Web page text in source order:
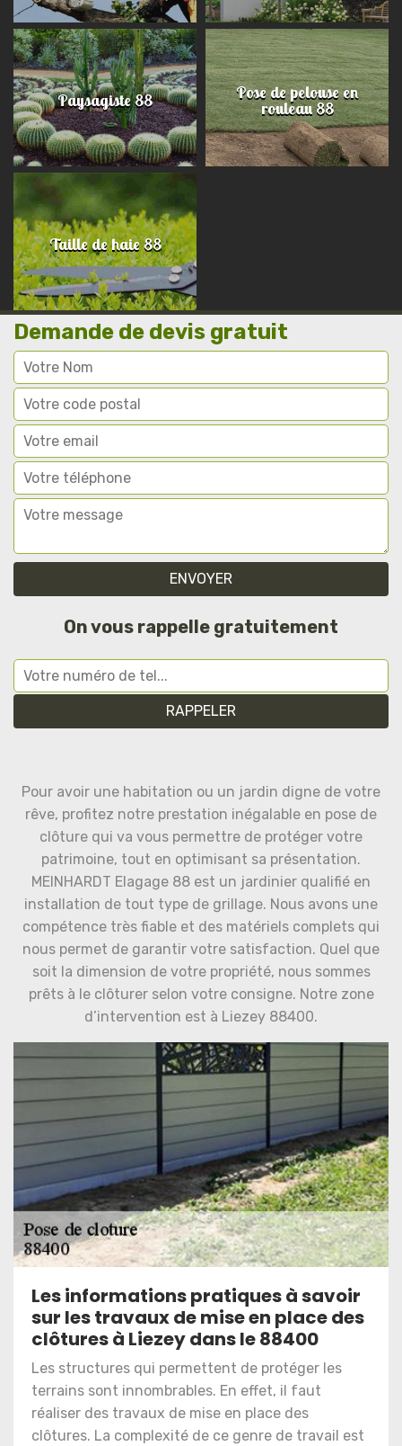
Paysagiste 88 Pose de pelouse en
rouleau 88
Taille de haie 88
Demande de devis gratuit
On vous rappelle gratuitement
Pour avoir une habitation ou un jardin digne de votre
rêve, profitez notre prestation inégalable en pose de
clôture qui va vous permettre de protéger votre
patrimoine, tout en optimisant sa présentation.
MEINHARDT Elagage 88 est un jardinier qualifié en
installation de tout type de grillage. Nous avons une
compétence très fiable et des matériels complets qui
nous permet de garantir votre satisfaction. Quel que
soit la dimension de votre propriété, nous sommes
prêts à le clôturer selon votre consigne. Notre zone
d’intervention est à Liezey 88400.
Les informations pratiques à savoir
sur les travaux de mise en place des
clôtures à Liezey dans le 88400
Les structures qui permettent de protéger les
terrains sont innombrables. En effet, il faut
réaliser des travaux de mise en place des
clôtures. La complexité de ce genre de travail est